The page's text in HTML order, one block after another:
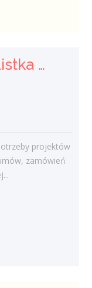
Specjalista / Specjalistka ds. Zakupów
projektów
zamówień